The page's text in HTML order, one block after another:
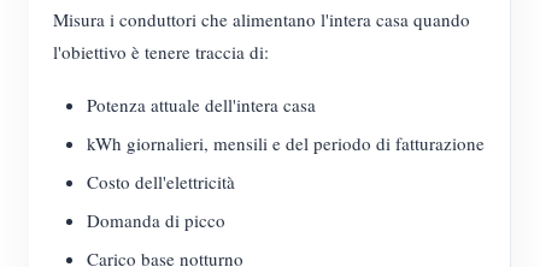
Misura i conduttori che alimentano l'intera casa quando
l'obiettivo è tenere traccia di:
Potenza attuale dell'intera casa
kWh giornalieri, mensili e del periodo di fatturazione
Costo dell'elettricità
Domanda di picco
Carico base notturno